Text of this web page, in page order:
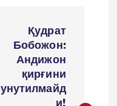
Қудрат
Бобожон:
Андижон
қирғини
унутилмайд
и!